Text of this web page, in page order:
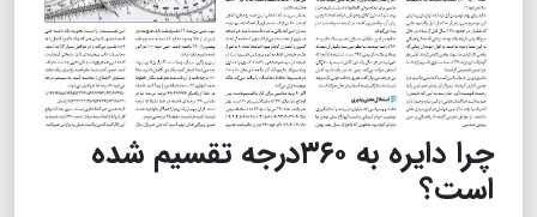
چرا دایره به ۳۶۰درجه تقسیم شده
است؟